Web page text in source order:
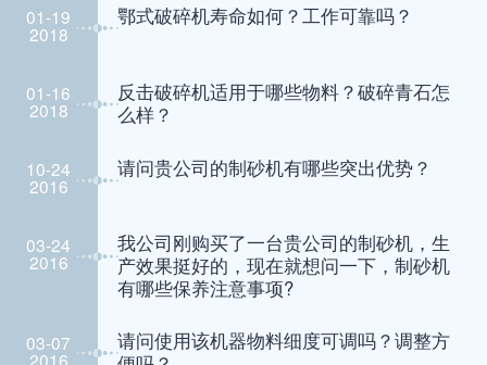
01-19
2018
鄂式破碎机寿命如何？工作可靠吗？
01-16
2018
反击破碎机适用于哪些物料？破碎青石怎
么样？
10-24
2016
请问贵公司的制砂机有哪些突出优势？
03-24
2016
我公司刚购买了一台贵公司的制砂机，生
产效果挺好的，现在就想问一下，制砂机
有哪些保养注意事项?
03-07
2016
请问使用该机器物料细度可调吗？调整方